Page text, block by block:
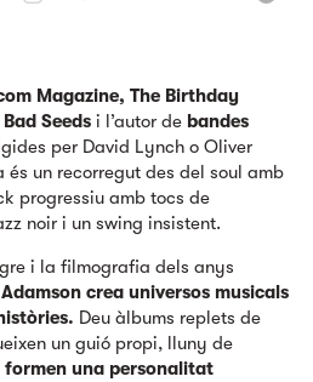
Magazine, The Birthday
Seeds i l’autor de bandes
per David Lynch o Oliver
un recorregut des del soul amb
progressiu amb tocs de
noir i un swing insistent.
i la filmografia dels anys
crea universos musicals
Deu àlbums replets de
un guió propi, lluny de
formen una personalitat